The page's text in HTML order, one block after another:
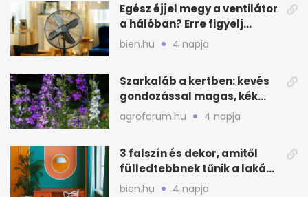
Egész éjjel megy a ventilátor
a hálóban? Erre figyelj
alvásnál nyáron
bien.hu 4 napja
Szarkaláb a kertben: kevés
gondozással magas, kék
virágfalat ad
agroforum.hu 4 napja
3 falszín és dekor, amitől
fülledtebbnek tűnik a lakás
nyáron
bien.hu 4 napja